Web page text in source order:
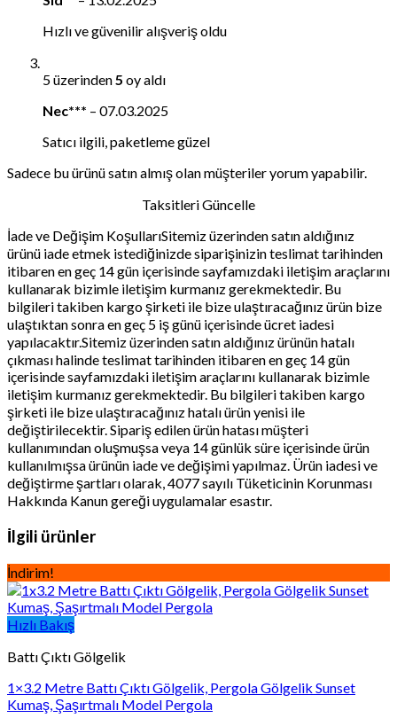
Hızlı ve güvenilir alışveriş oldu
5 üzerinden5 oy aldı
Nec*** – 07.03.2025
Satıcı ilgili, paketleme güzel
Sadece bu ürünü satın almış olan müşteriler yorum yapabilir.
Taksitleri Güncelle
İade ve Değişim KoşullarıSitemiz üzerinden satın aldığınız
ürünü iade etmek istediğinizde siparişinizin teslimat tarihinden
itibaren en geç 14 gün içerisinde sayfamızdaki iletişim araçlarını
kullanarak bizimle iletişim kurmanız gerekmektedir. Bu
bilgileri takiben kargo şirketi ile bize ulaştıracağınız ürün bize
ulaştıktan sonra en geç 5 iş günü içerisinde ücret iadesi
yapılacaktır.Sitemiz üzerinden satın aldığınız ürünün hatalı
çıkması halinde teslimat tarihinden itibaren en geç 14 gün
içerisinde sayfamızdaki iletişim araçlarını kullanarak bizimle
iletişim kurmanız gerekmektedir. Bu bilgileri takiben kargo
şirketi ile bize ulaştıracağınız hatalı ürün yenisi ile
değiştirilecektir. Sipariş edilen ürün hatası müşteri
kullanımından oluşmuşsa veya 14 günlük süre içerisinde ürün
kullanılmışsa ürünün iade ve değişimi yapılmaz. Ürün iadesi ve
değiştirme şartları olarak, 4077 sayılı Tüketicinin Korunması
Hakkında Kanun gereği uygulamalar esastır.
İlgili ürünler
İndirim!
Hızlı Bakış
Battı Çıktı Gölgelik
1×3.2 Metre Battı Çıktı Gölgelik, Pergola Gölgelik Sunset
Kumaş, Şaşırtmalı Model Pergola